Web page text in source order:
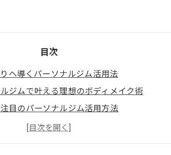
目次
へ導くパーソナルジム活用法
ジムで叶える理想のボディメイク術
目のパーソナルジム活用方法
心者が始めやすいパーソナルジム選び
ジムの個別指導がもたらす変化